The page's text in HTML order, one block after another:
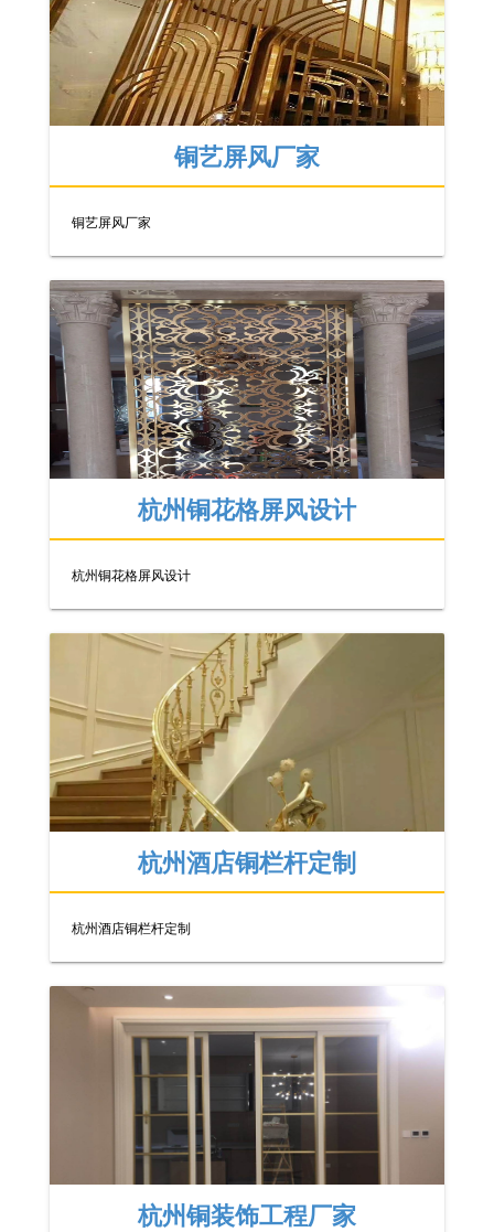
铜艺屏风厂家
铜艺屏风厂家
杭州铜花格屏风设计
杭州铜花格屏风设计
杭州酒店铜栏杆定制
杭州酒店铜栏杆定制
杭州铜装饰工程厂家